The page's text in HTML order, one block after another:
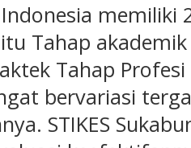
Tahap
Tahap
bervariasi
STIKES